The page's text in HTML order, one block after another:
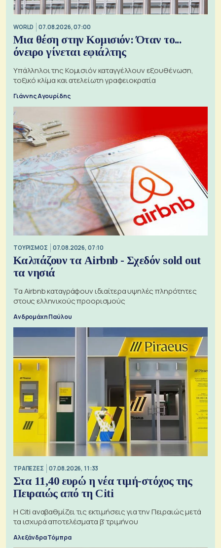
WORLD 07.08.2026, 07:00
Μια θέση στην Κομισιόν: Όταν το...
όνειρο γίνεται εφιάλτης
Υπάλληλοι της Κομισιόν καταγγέλλουν εξουθένωση,
τοξικό κλίμα και ατελείωτη γραφειοκρατία
Γιάννης Αγουρίδης
ΤΟΥΡΙΣΜΟΣ 07.08.2026, 07:10
Καλπάζουν τα Airbnb - Σχεδόν sold out
τα νησιά
Τα Airbnb καταγράφουν ιδιαίτερα υψηλές πληρότητες
στους ελληνικούς προορισμούς
Ανδρομάχη Παύλου
ΤΡΑΠΕΖΕΣ 07.08.2026, 11:33
Στα 11,40 ευρώ η νέα τιμή-στόχος της
Πειραιώς από τη Citi
Η Citi αναβαθμίζει τις εκτιμήσεις για την Πειραιώς μετά
τα ισχυρά αποτελέσματα β' τριμήνου
Αλεξάνδρα Τόμπρα